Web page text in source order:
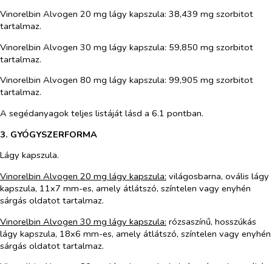
Vinorelbin Alvogen 20 mg lágy kapszula: 38,439 mg szorbitot
tartalmaz.
Vinorelbin Alvogen 30 mg lágy kapszula: 59,850 mg szorbitot
tartalmaz.
Vinorelbin Alvogen 80 mg lágy kapszula: 99,905 mg szorbitot
tartalmaz.
A segédanyagok teljes listáját lásd a 6.1 pontban.
3. GYÓGYSZERFORMA
Lágy kapszula.
Vinorelbin Alvogen 20 mg lágy kapszula: világosbarna, ovális lágy
kapszula, 11x7 mm-es, amely átlátszó, színtelen vagy enyhén
sárgás oldatot tartalmaz.
Vinorelbin Alvogen 30 mg lágy kapszula: rózsaszínű, hosszúkás
lágy kapszula, 18x6 mm-es, amely átlátszó, színtelen vagy enyhén
sárgás oldatot tartalmaz.